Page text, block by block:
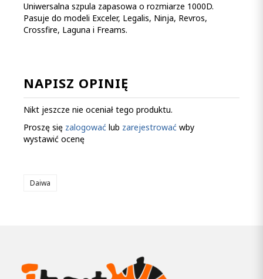
Uniwersalna szpula zapasowa o rozmiarze 1000D.
Pasuje do modeli Exceler, Legalis, Ninja, Revros,
Crossfire, Laguna i Freams.
NAPISZ OPINIĘ
Nikt jeszcze nie oceniał tego produktu.
Proszę się zalogować lub zarejestrować wby
wystawić ocenę
Daiwa